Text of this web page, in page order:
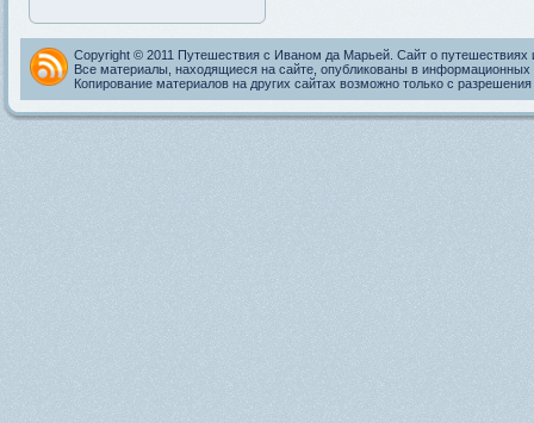
Copyright © 2011 Путешествия с Иваном да Марьей. Сайт о путешествиях
Все материалы, находящиеся на сайте, опубликованы в информационных
Копирование материалов на других сайтах возможно только с разрешения